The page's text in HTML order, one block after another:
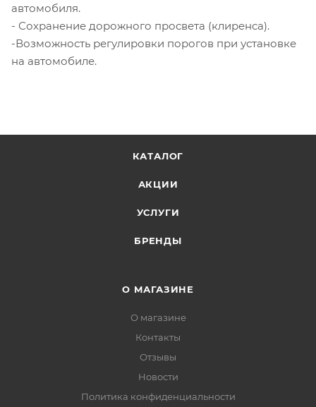
автомобиля.
- Сохранение дорожного просвета (клиренса).
-Возможность регулировки порогов при установке
на автомобиле.
КАТАЛОГ
АКЦИИ
УСЛУГИ
БРЕНДЫ
О МАГАЗИНЕ
О магазине
Контакты
Отзывы
Новости
Политика конфиденциальности